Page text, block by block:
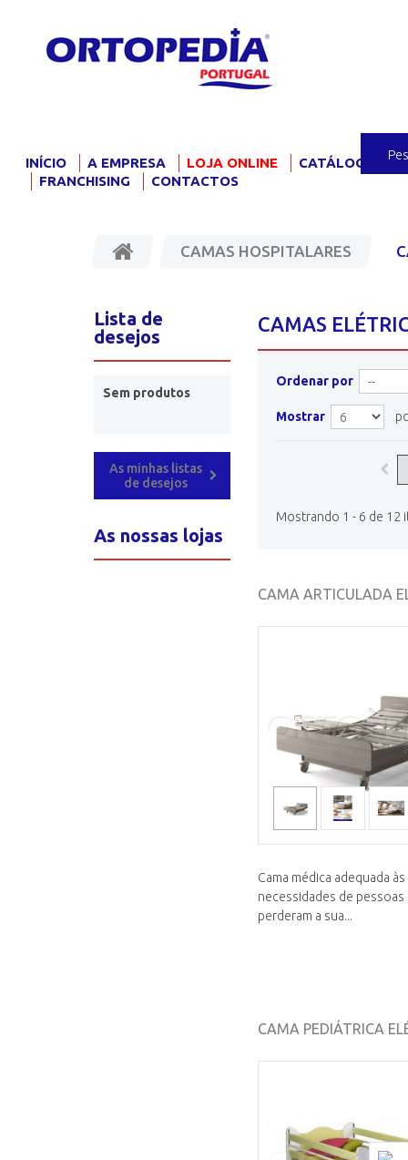
INÍCIO A EMPRESA LOJA ONLINE CATÁLOGO
FRANCHISING
CONTACTOS
CAMAS HOSPITALARES
CAMAS
Ordenar por
Mostrar
Mostrando 1 - 6 de 12
CAMA ARTICULADA
Cama médica adequada às
necessidades de pessoas
perderam a sua...
CAMA PEDIÁTRICA
Lista de
desejos
Sem produtos
As minhas listas
de desejos
As nossas lojas